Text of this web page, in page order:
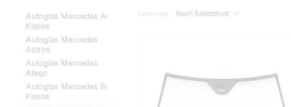
Sortieren: Nach Beliebtheit
Autoglas Mercedes A-
Klasse
Autoglas Mercedes
Actros
Autoglas Mercedes
Atego
Autoglas Mercedes B-
Klasse